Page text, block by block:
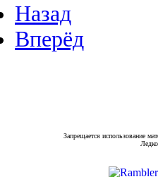
Назад
Вперёд
Запрещается использование